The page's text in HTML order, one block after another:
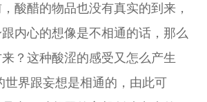
，酸醋的物品也没有真实的到来，
内心的想像是不相通的话，那么
？这种酸涩的感受又怎么产生
世界跟妄想是相通的，由此可